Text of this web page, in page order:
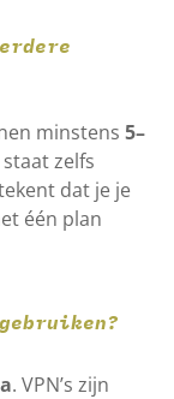
minstens5–
staat zelfs
dat je je
één plan
. VPN’s zijn